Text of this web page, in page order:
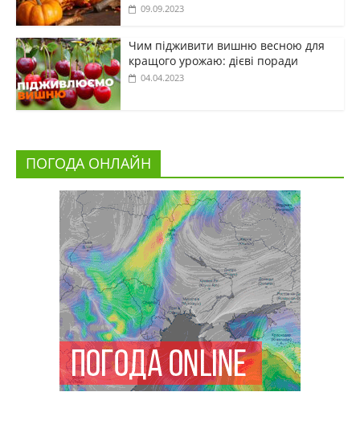
09.09.2023
Чим підживити вишню весною для
кращого урожаю: дієві поради
04.04.2023
ПОГОДА ОНЛАЙН